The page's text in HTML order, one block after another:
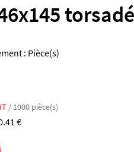
: Pièce(s)
/ 1000 pièce(s)
€